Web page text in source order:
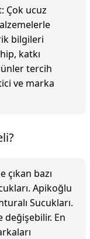
Çok ucuz
bilgileri
katkı
tercih
ve marka
çıkan bazı
Apikoğlu
Sucukları.
En